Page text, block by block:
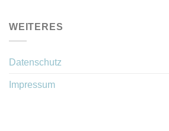
WEITERES
Datenschutz
Impressum